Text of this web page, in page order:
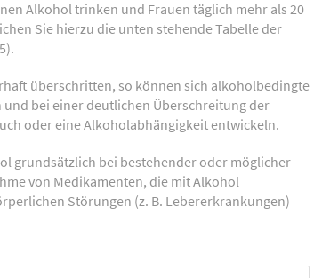
Alkohol trinken und Frauen täglich mehr als 20
Sie hierzu die unten stehende Tabelle der
überschritten, so können sich alkoholbedingte
bei einer deutlichen Überschreitung der
oder eine Alkoholabhängigkeit entwickeln.
grundsätzlich bei bestehender oder möglicher
von Medikamenten, die mit Alkohol
Störungen (z. B. Lebererkrankungen)